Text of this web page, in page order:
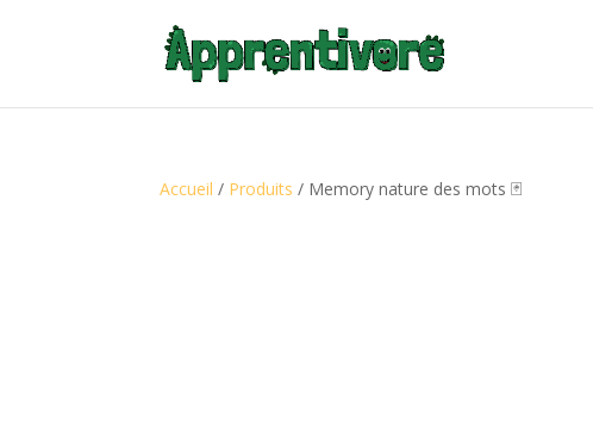
Accueil / Produits / Memory nature des mots 🃏